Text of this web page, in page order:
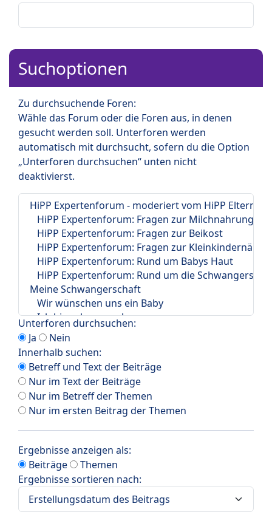
Suchoptionen
Zu durchsuchende Foren:
Wähle das Forum oder die Foren aus, in denen
gesucht werden soll. Unterforen werden
automatisch mit durchsucht, sofern du die Option
„Unterforen durchsuchen“ unten nicht
deaktivierst.
Unterforen durchsuchen:
Ja
Nein
Innerhalb suchen:
Betreff und Text der Beiträge
Nur im Text der Beiträge
Nur im Betreff der Themen
Nur im ersten Beitrag der Themen
Ergebnisse anzeigen als:
Beiträge
Themen
Ergebnisse sortieren nach: